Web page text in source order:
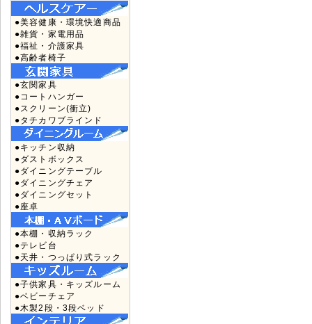
●美容健康・環境快適商品
●雑貨・家電用品
●福祉・介護家具
●高齢者椅子
●玄関家具
●コートハンガー
●スクリーン(衝立)
●タチカワブラインド
●キッチン収納
●ダストボックス
●ダイニングテーブル
●ダイニングチェア
●ダイニングセット
●座卓
●本棚・収納ラック
●テレビ台
●天井・つっぱり式ラック
●子供家具・キッズルーム
●ベビーチェア
●木製2段・3段ベッド